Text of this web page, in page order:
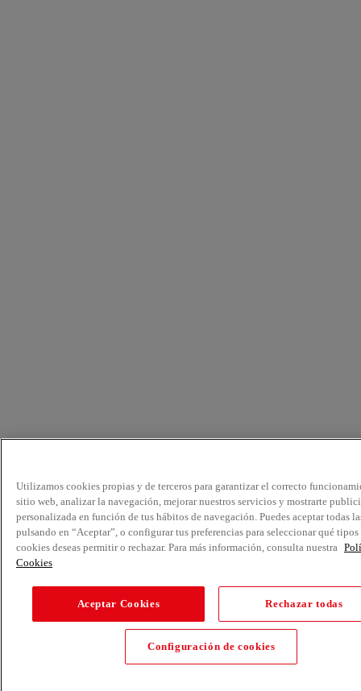
Utilizamos cookies propias y de terceros para garantizar el correcto
sitio web, analizar la navegación, mejorar nuestros servicios y mostrarte
personalizada en función de tus hábitos de navegación. Puedes aceptar todas
pulsando en “Aceptar”, o configurar tus preferencias para seleccionar qué tipos
cookies deseas permitir o rechazar. Para más información, consulta nuestra
Cookies
Aceptar Cookies Rechazar todas
Configuración de cookies